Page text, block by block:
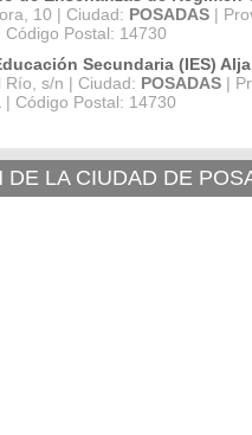
10 | Ciudad: POSADAS |
Código Postal: 14730
Secundaria (IES)
Río, s/n | Ciudad: POSADAS |
| Código Postal: 14730
DE LA CIUDAD DE